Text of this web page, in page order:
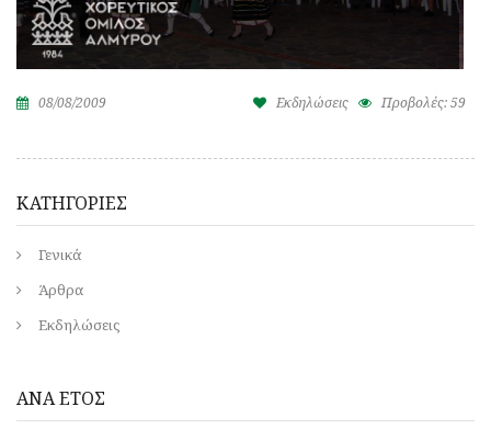
08/08/2009 Προβολές: 59
Εκδηλώσεις
ΚΑΤΗΓΟΡΙΕΣ
Γενικά
Άρθρα
Εκδηλώσεις
ΑΝΑ ΕΤΟΣ